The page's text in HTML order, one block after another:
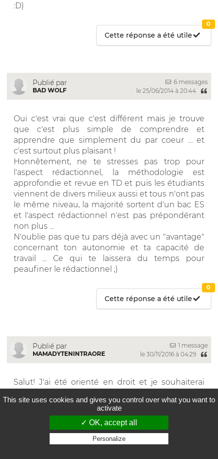
:D)
Cette réponse a été utile
0
Publié par
BAD WOLF
6 messages
le 25/06/2014 à 20:44
Oui c'est vrai que c'est différent mais je trouve
que c'est plus simple de comprendre et
apprendre que simplement du par coeur ... et
c'est surtout plus plaisant !
Honnêtement, ne te stresses pas trop pour
l'aspect rédactionnel, la méthodologie est
approfondie et revue en TD et puis les étudiants
viennent de divers milieux aussi et tous n'ont pas
le même niveau, la majorité sortent d'un bac ES
et l'aspect rédactionnel n'est pas prépondérant
non plus ...
N'oublie pas que tu pars déjà avec un "avantage"
concernant ton autonomie et ta capacité de
travail ... Ce qui te laissera du temps pour
peaufiner le rédactionnel ;)
Cette réponse a été utile
0
Publié par
MAMADYTENINTRAORE
1 message
le 30/11/2016 à 04:29
Salut! J'ai été orienté en droit et je souhaiterai
me donner ça me fera très très plaisir car mon
rêve est d'outrepasser tous les juriste au monde
dans le futur.je compte sur vous énormément et
j'attends patiemment vos conseils mes grands
This site uses cookies and gives you control over what you want to
activate
✓ OK, accept all
Personalize